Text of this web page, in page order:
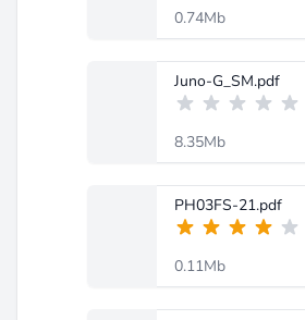
0.74Mb
Juno-G_SM.pdf
8.35Mb
PH03FS-21.pdf
0.11Mb